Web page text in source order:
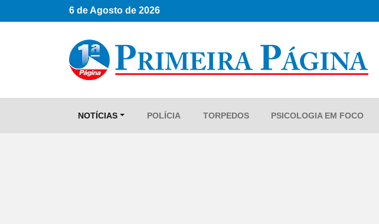
6 de Agosto de 2026
NOTÍCIAS POLÍCIA TORPEDOS PSICOLOGIA EM FOCO